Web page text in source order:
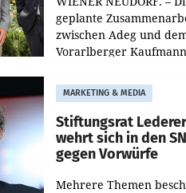
geplante
zwischen Adeg und
Vorarlberger
freigegeben: Die
und der
MARKETING & MEDIA
Stiftungsrat Lederer
wehrt sich in den SN
gegen Vorwürfe
Mehrere Themen